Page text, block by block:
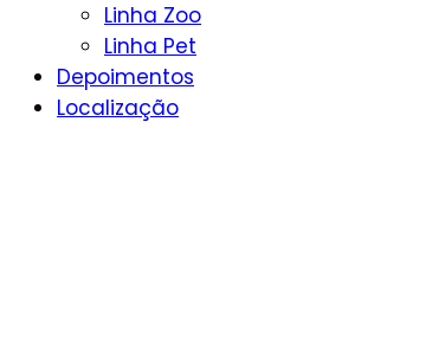
Linha Zoo
Linha Pet
Depoimentos
Localização